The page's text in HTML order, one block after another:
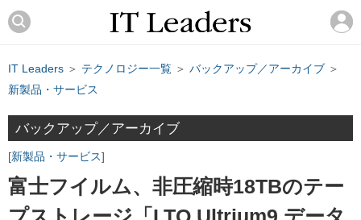
IT Leaders ＞ テクノロジー一覧 ＞ バックアップ／アーカイブ ＞
新製品・サービス
バックアップ／アーカイブ
新製品・サービス
富士フイルム、非圧縮時18TBのテー